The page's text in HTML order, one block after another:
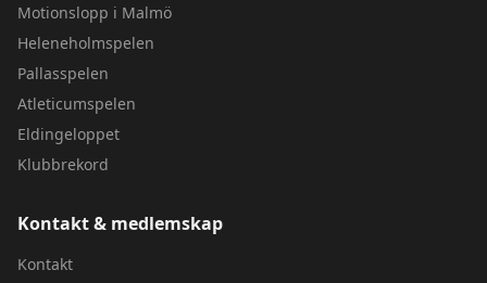
Motionslopp i Malmö
Heleneholmspelen
Pallasspelen
Atleticumspelen
Eldingeloppet
Klubbrekord
Kontakt & medlemskap
Kontakt